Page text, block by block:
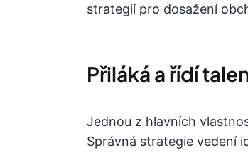
strategií pro dosažení
Přiláká a řídí
Jednou z hlavních
Správná strategie vedení